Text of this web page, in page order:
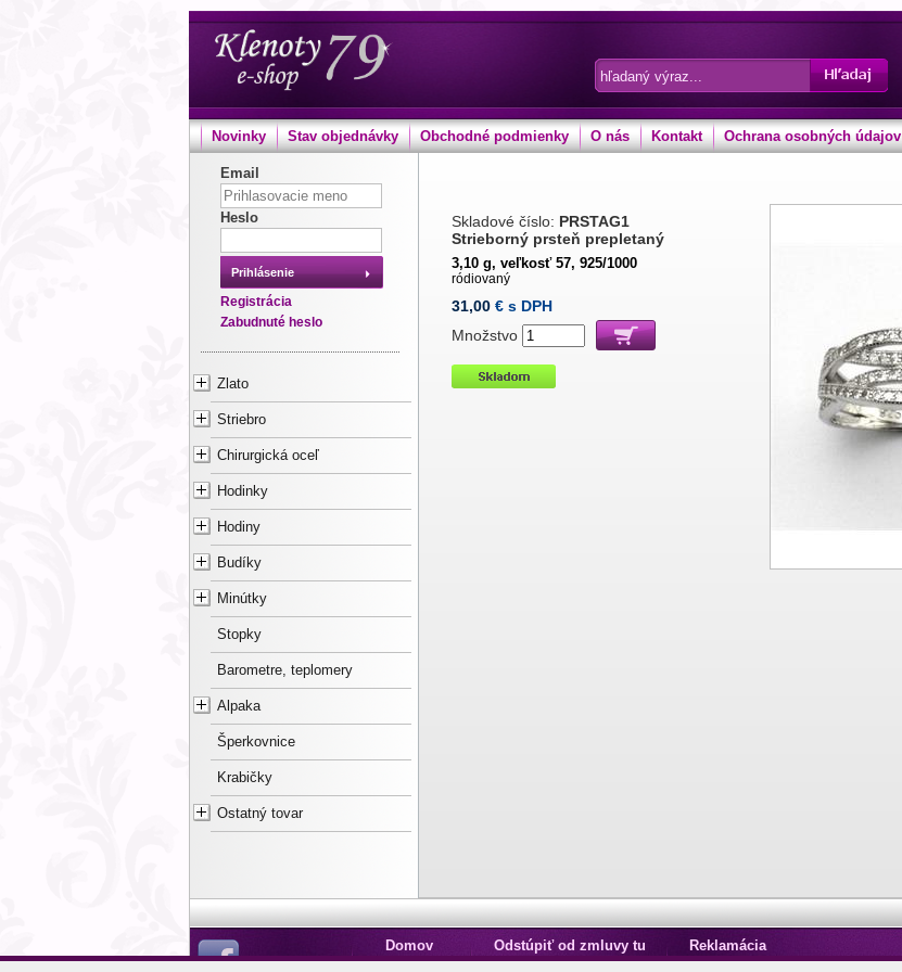
Novinky Stav objednávky Obchodné podmienky O nás Kontakt Ochrana osobných údajov
Email
Heslo
Prihlásenie
Registrácia
Zabudnuté heslo
Zlato
Striebro
Chirurgická oceľ
Hodinky
Hodiny
Budíky
Minútky
Stopky
Barometre, teplomery
Alpaka
Šperkovnice
Krabičky
Ostatný tovar
Skladové číslo: PRSTAG1
Strieborný prsteň prepletaný
3,10 g, veľkosť 57, 925/1000
ródiovaný
31,00 € s DPH
Množstvo
Domov
Odstúpiť od zmluvy tu
Reklamácia